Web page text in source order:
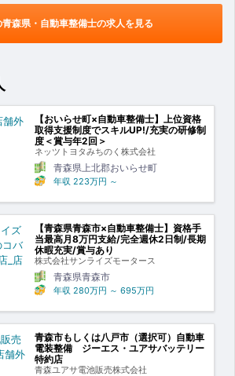
青森県・自動車整備士の求人を見る
【おいらせ町×自動車整備士】上位資格
取得支援制度でスキルUP!/充実の研修制
度＜賞与年2回＞
ネッツトヨタみちのく株式会社
青森県上北郡おいらせ町
年収 223万円 ～
【青森県青森市×自動車整備士】資格手
当最高月8万円支給/完全週休2日制/長期
休暇充実/賞与あり
株式会社サンライズモータース
青森県青森市
年収 280万円 ～ 695万円
青森市もしくは八戸市（選択可）自動車
電装整備 ジーエス・ユアサバッテリー
特約店
青森ユアサ電池販売株式会社